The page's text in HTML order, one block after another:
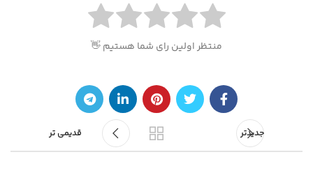
منتظر اولین رای شما هستیم 👋
جدیدتر قدیمی تر